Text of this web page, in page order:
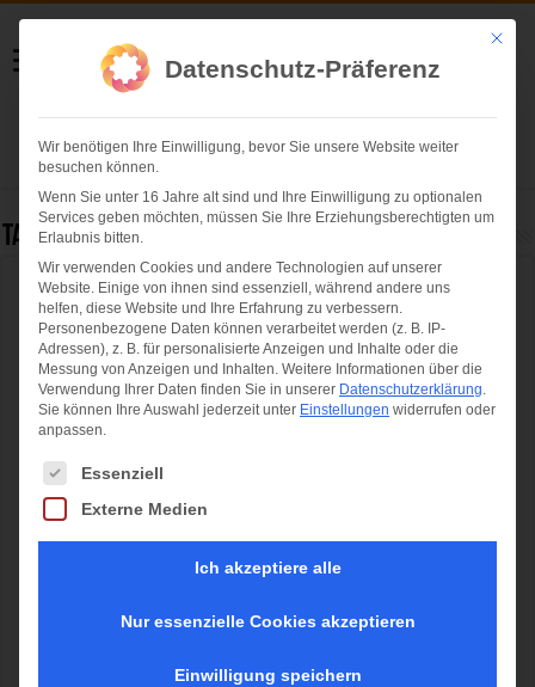
Helmut Swoboda
Fotografie
Herzlich willkommen
Tag Archives:
Kaffeerösterei Martermühle – Auf den
Spuren neuer Röstaromen
Kaffee ist Kultur – die Deutschen lieben ihren Frühstückskaffee, das
Mit
Datenschutz-Präferenz
Wir benötigen Ihre Einwilligung, bevor Sie unsere Website weiter
besuchen können.
Wenn Sie unter 16 Jahre alt sind und Ihre Einwilligung zu optionalen
Services geben möchten, müssen Sie Ihre Erziehungsberechtigten um
Erlaubnis bitten.
Wir verwenden Cookies und andere Technologien auf unserer
Website. Einige von ihnen sind essenziell, während andere uns
helfen, diese Website und Ihre Erfahrung zu verbessern.
Personenbezogene Daten können verarbeitet werden (z. B. IP-
Adressen), z. B. für personalisierte Anzeigen und Inhalte oder die
Messung von Anzeigen und Inhalten. Weitere Informationen über die
Verwendung Ihrer Daten finden Sie in unserer Datenschutzerklärung.
Sie können Ihre Auswahl jederzeit unter Einstellungen widerrufen oder
anpassen.
Es folgt eine Liste der Service-Gruppen, für die eine Einwilligung
Essenziell
Externe Medien
Ich akzeptiere alle
Nur essenzielle Cookies akzeptieren
Einwilligung speichern